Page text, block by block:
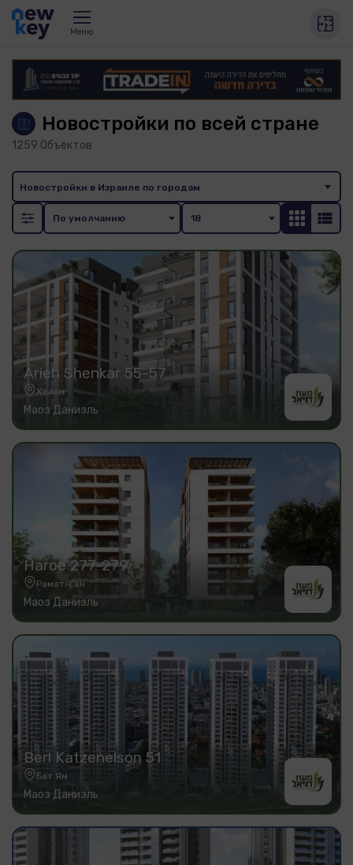
Меню
Новостройки по всей стране
1259 Объектов
Новостройки в Израиле по городам
Arieh Shenkar 55-57
Холон
Маоз Даниэль
Haroe 277-279
Рамат-Ган
Маоз Даниэль
Berl Katzenelson 51
Бат Ям
Маоз Даниэль